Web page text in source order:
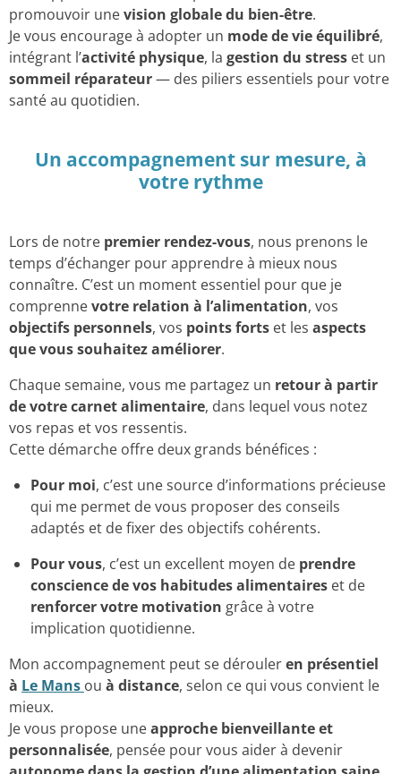
promouvoir unevision globale du bien-être.
Je vous encourage à adopter un mode de vie équilibré,
intégrant l’activité physique, la gestion du stress et un
sommeil réparateur— des piliers essentiels pour votre
santé au quotidien.
Un accompagnement sur mesure, à
votre rythme
Lors de notre premier rendez-vous, nous prenons le
temps d’échanger pour apprendre à mieux nous
connaître. C’est un moment essentiel pour que je
comprennevotre relation à l’alimentation, vos
objectifs personnels, vos points forts et les aspects
que vous souhaitez améliorer.
Chaque semaine, vous me partagez un retour à partir
de votre carnet alimentaire, dans lequel vous notez
vos repas et vos ressentis.
Cette démarche offre deux grands bénéfices :
Pour moi, c’est une source d’informations précieuse
qui me permet de vous proposer des conseils
adaptés et de fixer des objectifs cohérents.
Pour vous, c’est un excellent moyen de prendre
conscience de vos habitudes alimentaires et de
renforcer votre motivation grâce à votre
implication quotidienne.
Mon accompagnement peut se dérouleren présentiel
à Le Mans ou à distance, selon ce qui vous convient le
mieux.
Je vous propose uneapproche bienveillante et
personnalisée, pensée pour vous aider à devenir